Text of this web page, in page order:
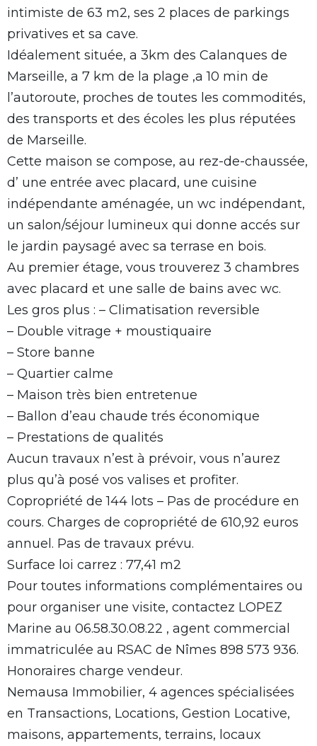
intimiste de 63 m2, ses 2 places de parkings
privatives et sa cave.
Idéalement située, a 3km des Calanques de
Marseille, a 7 km de la plage ,a 10 min de
l’autoroute, proches de toutes les commodités,
des transports et des écoles les plus réputées
de Marseille.
Cette maison se compose, au rez-de-chaussée,
d’ une entrée avec placard, une cuisine
indépendante aménagée, un wc indépendant,
un salon/séjour lumineux qui donne accés sur
le jardin paysagé avec sa terrase en bois.
Au premier étage, vous trouverez 3 chambres
avec placard et une salle de bains avec wc.
Les gros plus : – Climatisation reversible
– Double vitrage + moustiquaire
– Store banne
– Quartier calme
– Maison très bien entretenue
– Ballon d’eau chaude trés économique
– Prestations de qualités
Aucun travaux n’est à prévoir, vous n’aurez
plus qu’à posé vos valises et profiter.
Copropriété de 144 lots – Pas de procédure en
cours. Charges de copropriété de 610,92 euros
annuel. Pas de travaux prévu.
Surface loi carrez : 77,41 m2
Pour toutes informations complémentaires ou
pour organiser une visite, contactez LOPEZ
Marine au 06.58.30.08.22 , agent commercial
immatriculée au RSAC de Nîmes 898 573 936.
Honoraires charge vendeur.
Nemausa Immobilier, 4 agences spécialisées
en Transactions, Locations, Gestion Locative,
maisons, appartements, terrains, locaux